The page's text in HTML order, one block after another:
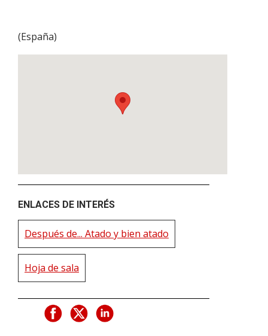
(España)
ENLACES DE INTERÉS
Después de... Atado y bien atado
Hoja de sala